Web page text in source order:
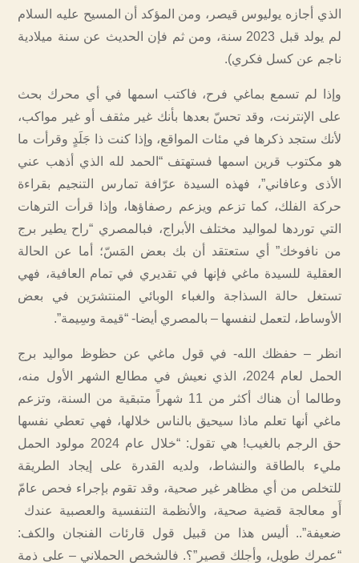
الذي أجازه يوليوس قيصر، ومن المؤكد أن المسيح عليه السلام
لم يولد قبل 2023 سنة، ومن ثم فإن الحديث عن سنة ميلادية
ناجم عن كسل فكري).
وإذا لم تسمع بماغي فرح، فاكتب اسمها في أي محرك بحث
على الإنترنت، وقد تحسّ بعدها بأنك غير مثقف أو غير مواكب،
لأنك ستجد ذكرها في مئات المواقع، وإذا كنت ذا جَلَدٍ وقرأت ما
هو مكتوب قرين اسمها فستهتف “الحمد لله الذي أذهب عني
الأذى وعافاني”، فهذه السيدة عرّافة تمارس التنجيم بقراءة
حركة الفلك، كما تزعم ويزعم رصفاؤها، وإذا قرأت الترهات
التي توردها لمواليد مختلف الأبراج، فبالمصري “راح يطير برج
من نافوخك” أي ستعتقد أن بك بعض المَسّ؛ أما عن الحالة
العقلية للسيدة ماغي فإنها في تقديري في تمام العافية، فهي
تستغل حالة السذاجة والغباء الوبائي المنتشرَين في بعض
الأوساط، لتعمل لنفسها – بالمصري أيضا- “قيمة وسِيمة”.
انظر – حفظك الله- في قول ماغي عن حظوظ مواليد برج
الحمل لعام 2024، الذي نعيش في مطالع الشهر الأول منه،
وطالما أن هناك أكثر من 11 شهراً متبقية من السنة، وتزعم
ماغي أنها تعلم ماذا سيحيق بالناس خلالها، فهي تعطي نفسها
حق الرجم بالغيب! هي تقول: “خلال عام 2024 مولود الحمل
مليء بالطاقة والنشاط، ولديه القدرة على إيجاد الطريقة
للتخلص من أي مظاهر غير صحية، وقد تقوم بإجراء فحص عامّ
أَو معالجة قضية صحية، والأنظمة التنفسية والعصبية عندك
ضعيفة”.. أليس هذا من قبيل قول قارئات الفنجان والكف:
“عمرك طويل، وأجلك قصير”؟. فالشخص الحملاني – على ذمة